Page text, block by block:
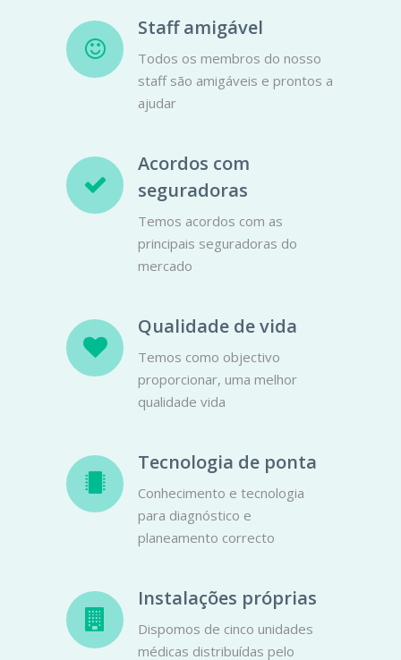
Staff amigável
Todos os membros do nosso
staff são amigáveis e prontos a
ajudar
Acordos com
seguradoras
Temos acordos com as
principais seguradoras do
mercado
Qualidade de vida
Temos como objectivo
proporcionar, uma melhor
qualidade vida
Tecnologia de ponta
Conhecimento e tecnologia
para diagnóstico e
planeamento correcto
Instalações próprias
Dispomos de cinco unidades
médicas distribuídas pelo